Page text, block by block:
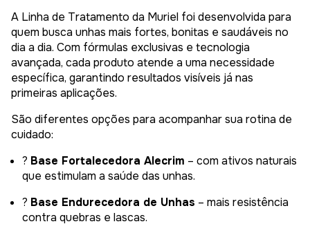
A Linha de Tratamento da Muriel foi desenvolvida para
quem busca unhas mais fortes, bonitas e saudáveis no
dia a dia. Com fórmulas exclusivas e tecnologia
avançada, cada produto atende a uma necessidade
específica, garantindo resultados visíveis já nas
primeiras aplicações.
São diferentes opções para acompanhar sua rotina de
cuidado:
? Base Fortalecedora Alecrim – com ativos naturais
que estimulam a saúde das unhas.
? Base Endurecedora de Unhas – mais resistência
contra quebras e lascas.